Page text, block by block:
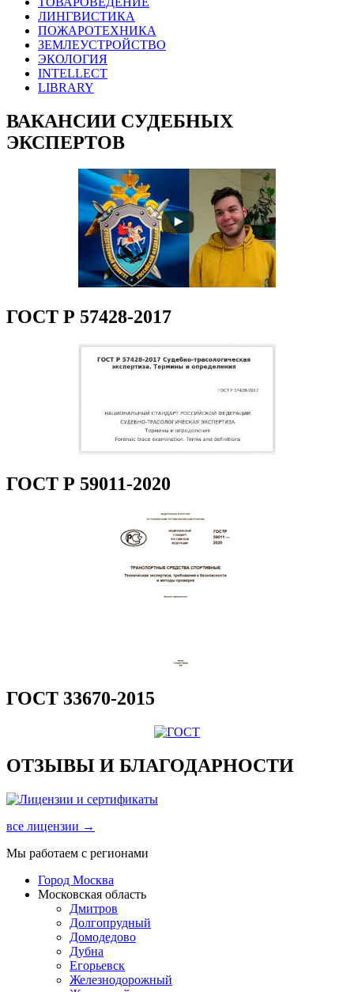
ЛИНГВИСТИКА
ПОЖАРОТЕХНИКА
ЗЕМЛЕУСТРОЙСТВО
ЭКОЛОГИЯ
INTELLECT
LIBRARY
ВАКАНСИИ СУДЕБНЫХ
ЭКСПЕРТОВ
ГОСТ Р 57428-2017
ГОСТ Р 59011-2020
ГОСТ 33670-2015
ОТЗЫВЫ И БЛАГОДАРНОСТИ
все лицензии →
Мы работаем с регионами
Город Москва
Московская область
Дмитров
Долгопрудный
Домодедово
Дубна
Егорьевск
Железнодорожный